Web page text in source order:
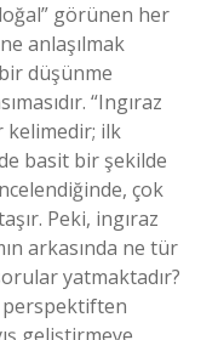
görünen her
anlaşılmak
düşünme
“Ingıraz
kelimedir; ilk
basit bir şekilde
çok
Peki, ingıraz
arkasında ne tür
yatmaktadır?
perspektiften